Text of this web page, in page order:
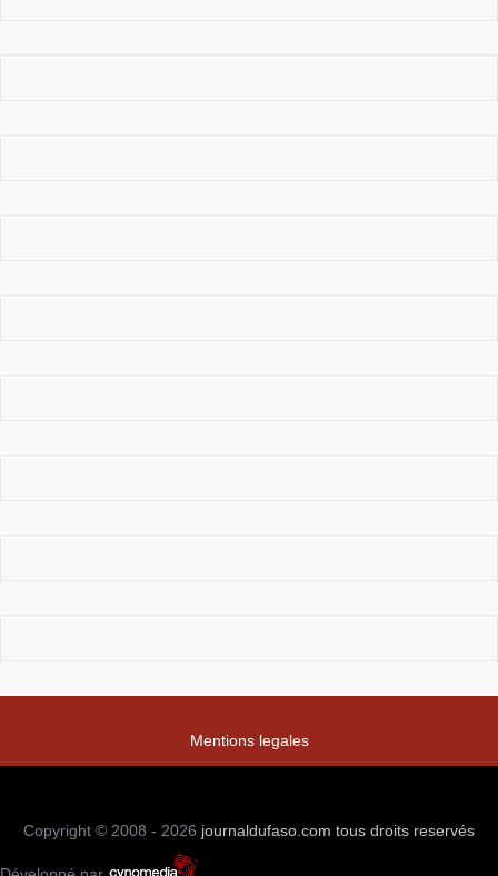
Mentions legales
Copyright © 2008 - 2026 journaldufaso.com tous droits reservés